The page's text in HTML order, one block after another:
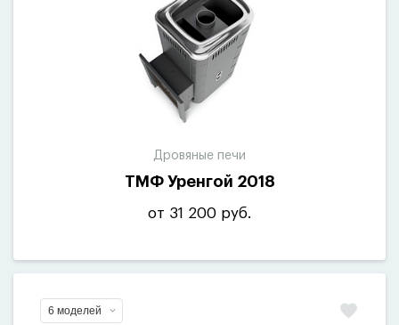
Дровяные печи
ТМФ Уренгой 2018
от 31 200 руб.
6 моделей